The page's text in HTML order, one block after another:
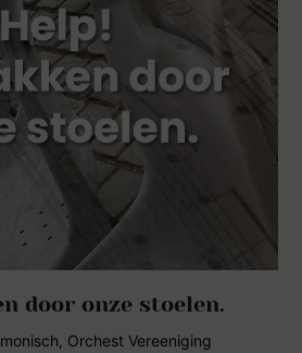
door onze stoelen.
Orchest Vereeniging